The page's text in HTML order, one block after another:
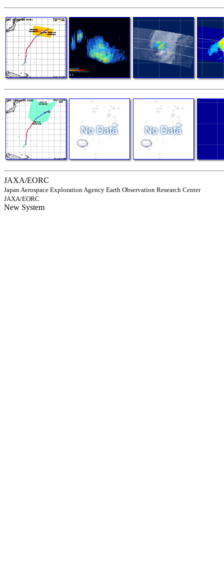
JAXA/EORC
Japan Aerospace Exploration Agency Earth Observation Research Center
JAXA/EORC
New System